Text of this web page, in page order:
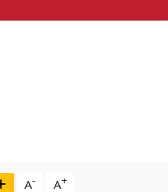
A- A+